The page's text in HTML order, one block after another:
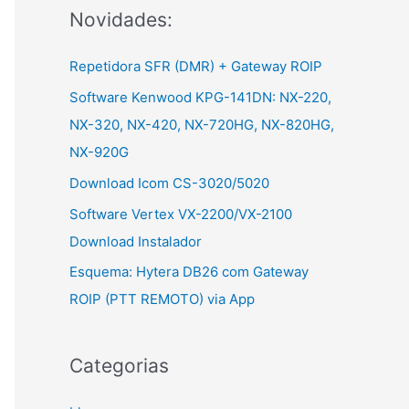
rNovidades:
Repetidora SFR (DMR) + Gateway ROIP
Software Kenwood KPG-141DN: NX-220,
NX-320, NX-420, NX-720HG, NX-820HG,
NX-920G
Download Icom CS-3020/5020
Software Vertex VX-2200/VX-2100
Download Instalador
Esquema: Hytera DB26 com Gateway
ROIP (PTT REMOTO) via App
Categorias